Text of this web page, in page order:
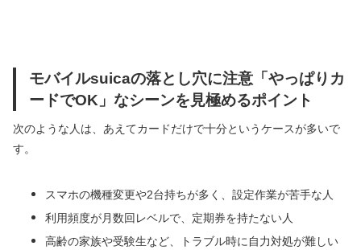
モバイルsuicaの落とし穴に注意「やっぱりカ
ードでOK」なシーンを見極めるポイント
次のような人は、あえてカードだけで十分というケースが多いで
す。
スマホの機種変更や2台持ちが多く、設定作業が苦手な人
利用頻度が月数回レベルで、定期券を持たない人
高齢の家族や受験生など、トラブル時に自力対処が難しい